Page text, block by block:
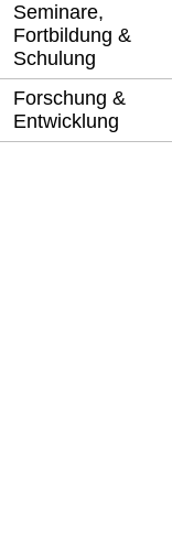
Seminare,
Fortbildung &
Schulung
Forschung &
Entwicklung